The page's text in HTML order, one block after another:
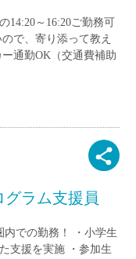
14:20～16:20ご勤務可
で、寄り添って教え
通勤OK（交通費補助
ラム支援員
内での勤務！ ・小学生
支援を実施 ・参加生